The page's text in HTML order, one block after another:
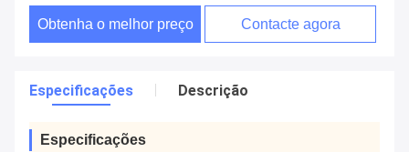
Obtenha o melhor preço Contacte agora
Especificações Descrição
Especificações